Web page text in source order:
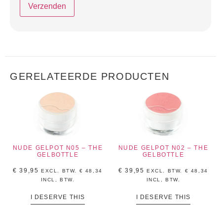
GERELATEERDE PRODUCTEN
NUDE GELPOT N05 – THE
GELBOTTLE
€ 39,95 EXCL. BTW. € 48,34
INCL, BTW.
I DESERVE THIS
NUDE GELPOT N02 – THE
GELBOTTLE
€ 39,95 EXCL. BTW. € 48,34
INCL, BTW.
I DESERVE THIS